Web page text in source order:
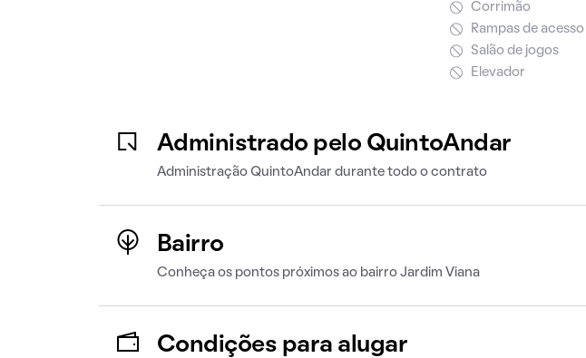
Corrimão
Rampas de acesso
Salão de jogos
Elevador
Administrado pelo QuintoAndar
Administração QuintoAndar durante todo o contrato
Bairro
Conheça os pontos próximos ao bairro Jardim Viana
Condições para alugar